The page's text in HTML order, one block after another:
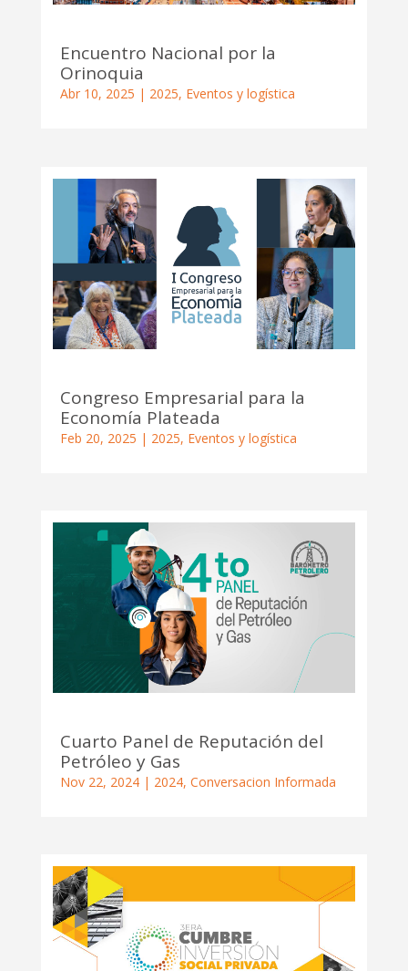
Encuentro Nacional por la
Orinoquia
Abr 10, 2025 | 2025, Eventos y logística
Congreso Empresarial para la
Economía Plateada
Feb 20, 2025 | 2025, Eventos y logística
Cuarto Panel de Reputación del
Petróleo y Gas
Nov 22, 2024| 2024, Conversacion Informada